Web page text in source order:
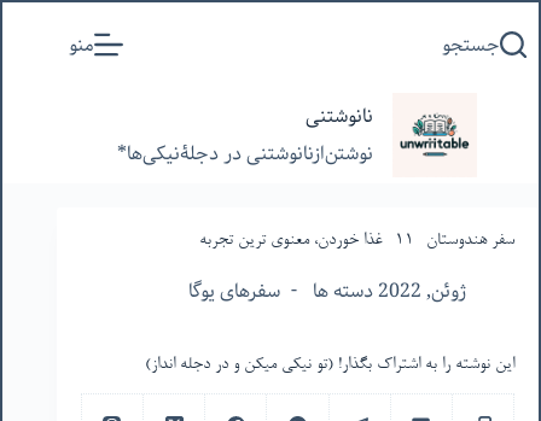
به
جستجو منو
نانوشتنی
نوشتن‌از‌نانوشتنی‌ در‌ دجلۀنیکی‌ها*
سفر هندوستان -١١- غذا خوردن، معنوی ترین تجربه
ژوئن, 2022 دسته ها سفرهای یوگا
این نوشته را به اشتراک بگذار! (تو نیکی میکن و در دجله انداز)